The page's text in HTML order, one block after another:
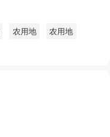
农用地 农用地